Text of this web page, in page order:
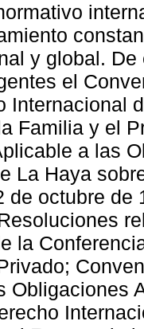
y global.
el
Internacional
Familia y el
a las
La Haya
de octubre de
la
Obligaciones